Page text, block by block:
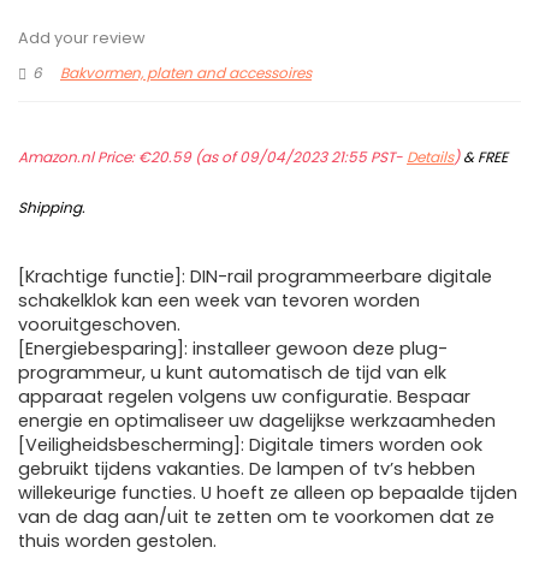
Add your review
6
Bakvormen, platen and accessoires
Amazon.nl Price:€20.59(as of 09/04/2023 21:55 PST- Details)&FREE
Shipping.
[Krachtige functie]: DIN-rail programmeerbare digitale
schakelklok kan een week van tevoren worden
vooruitgeschoven.
[Energiebesparing]: installeer gewoon deze plug-
programmeur, u kunt automatisch de tijd van elk
apparaat regelen volgens uw configuratie. Bespaar
energie en optimaliseer uw dagelijkse werkzaamheden
[Veiligheidsbescherming]: Digitale timers worden ook
gebruikt tijdens vakanties. De lampen of tv’s hebben
willekeurige functies. U hoeft ze alleen op bepaalde tijden
van de dag aan/uit te zetten om te voorkomen dat ze
thuis worden gestolen.